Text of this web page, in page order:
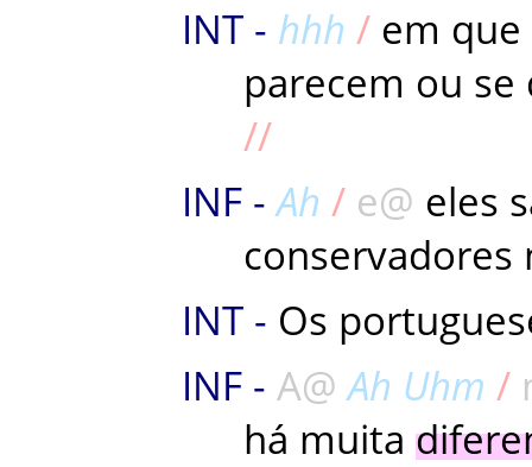
hhh
em que
parecem ou se
Ah e eles
conservadores
Os
A
Ah Uhm
há muita